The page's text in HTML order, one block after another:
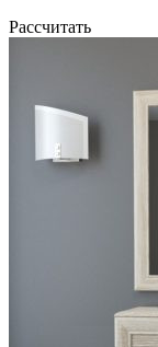
Рассчитать